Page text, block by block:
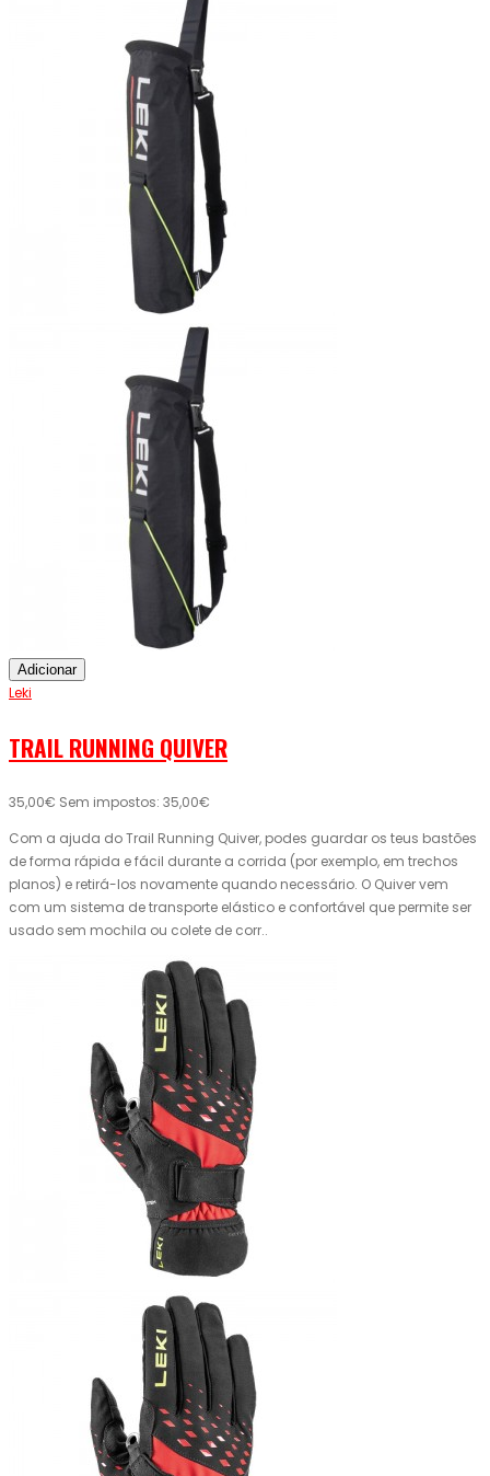
Adicionar
Leki
TRAIL RUNNING QUIVER
35,00€ Sem impostos: 35,00€
Com a ajuda do Trail Running Quiver, podes guardar os teus bastões
de forma rápida e fácil durante a corrida (por exemplo, em trechos
planos) e retirá-los novamente quando necessário. O Quiver vem
com um sistema de transporte elástico e confortável que permite ser
usado sem mochila ou colete de corr..